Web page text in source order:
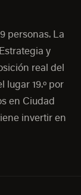
personas. La
y
real del
lugar 19.º por
en Ciudad
invertir en